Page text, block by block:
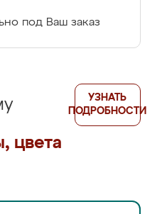
под Ваш заказ
цвета
УЗНАТЬ
ПОДРОБНОСТИ